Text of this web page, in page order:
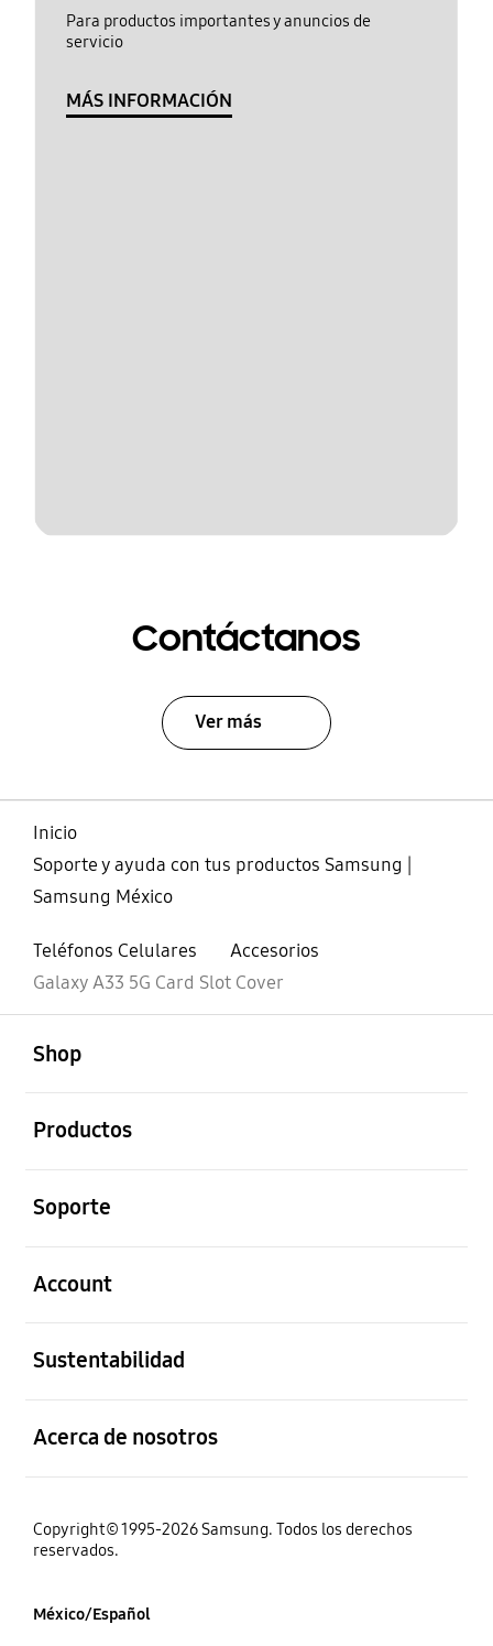
Para productos importantes y anuncios de
servicio
MÁS INFORMACIÓN
Contáctanos
Ver más
Inicio
Soporte y ayuda con tus productos Samsung |
Samsung México
Teléfonos Celulares
Accesorios
Galaxy A33 5G Card Slot Cover
Shop
Productos
Soporte
Account
Sustentabilidad
Acerca de nosotros
Copyright© 1995-2026 Samsung. Todos los derechos
reservados.
México/Español